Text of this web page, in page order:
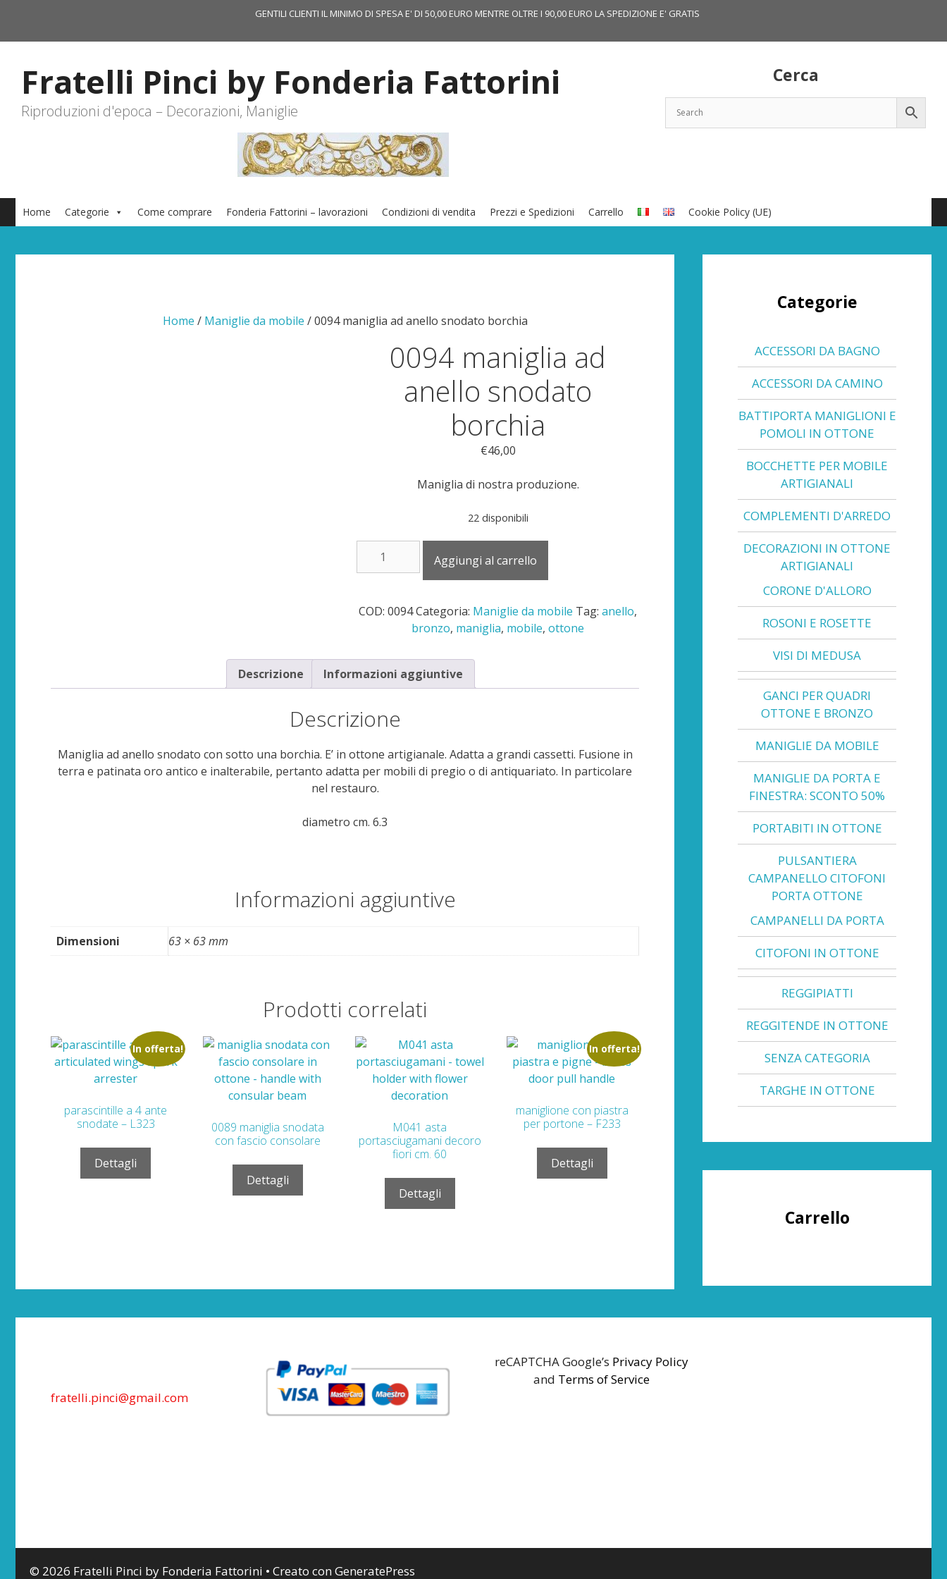
contenuto
GENTILI CLIENTI IL MINIMO DI SPESA E' DI 50,00 EURO MENTRE OLTRE I 90,00 EURO LA SPEDIZIONE E' GRATIS
Cerca
Fratelli Pinci by Fonderia Fattorini
Riproduzioni d'epoca – Decorazioni, Maniglie
Home Categorie Come comprare Fonderia Fattorini – lavorazioni Condizioni di vendita Prezzi e Spedizioni Carrello Cookie Policy (UE)
Home / Maniglie da mobile / 0094 maniglia ad anello snodato borchia
0094 maniglia ad
anello snodato
borchia
€46,00
Maniglia di nostra produzione.
22 disponibili
maniglia
snodato
Aggiungi al carrello
COD:0094Categoria: Maniglie da mobile Tag:anello,
bronzo, maniglia, mobile,ottone
Descrizione Informazioni aggiuntive
Descrizione
Maniglia ad anello snodato con sotto una borchia. E’ in ottone artigianale. Adatta a grandi cassetti. Fusione in
terra e patinata oro antico e inalterabile, pertanto adatta per mobili di pregio o di antiquariato. In particolare
nel restauro.
diametro cm. 6.3
Informazioni aggiuntive
Dimensioni 63 × 63 mm
Prodotti correlati
In offerta!
parascintille a 4 ante
snodate – L323
Dettagli
0089 maniglia snodata
con fascio consolare
Dettagli
M041 asta
portasciugamani decoro
fiori cm. 60
Dettagli
In offerta!
maniglione con piastra
per portone – F233
Dettagli
Categorie
ACCESSORI DA BAGNO
ACCESSORI DA CAMINO
BATTIPORTA MANIGLIONI E
POMOLI IN OTTONE
BOCCHETTE PER MOBILE
ARTIGIANALI
COMPLEMENTI D'ARREDO
DECORAZIONI IN OTTONE
ARTIGIANALI
CORONE D'ALLORO
ROSONI E ROSETTE
VISI DI MEDUSA
GANCI PER QUADRI
OTTONE E BRONZO
MANIGLIE DA MOBILE
MANIGLIE DA PORTA E
FINESTRA: SCONTO 50%
PORTABITI IN OTTONE
PULSANTIERA
CAMPANELLO CITOFONI
PORTA OTTONE
CAMPANELLI DA PORTA
CITOFONI IN OTTONE
REGGIPIATTI
REGGITENDE IN OTTONE
SENZA CATEGORIA
TARGHE IN OTTONE
Carrello
fratelli.pinci@gmail.com
reCAPTCHA Google’s Privacy Policy
and Terms of Service
© 2026 Fratelli Pinci by Fonderia Fattorini • Creato conGeneratePress